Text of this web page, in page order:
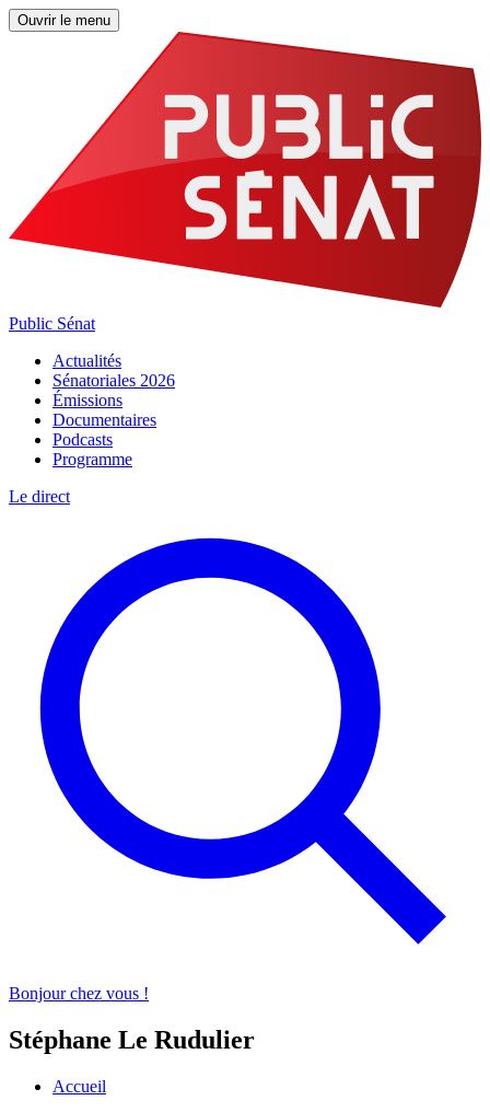
Ouvrir le menu
Public Sénat
Actualités
Sénatoriales 2026
Émissions
Documentaires
Podcasts
Programme
Le direct
Bonjour chez vous !
Stéphane Le Rudulier
Accueil